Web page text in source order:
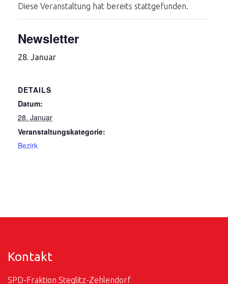
Diese Veranstaltung hat bereits stattgefunden.
Newsletter
28. Januar
DETAILS
Datum:
28. Januar
Veranstaltungskategorie:
Bezirk
Kontakt
SPD-Fraktion Steglitz-Zehlendorf